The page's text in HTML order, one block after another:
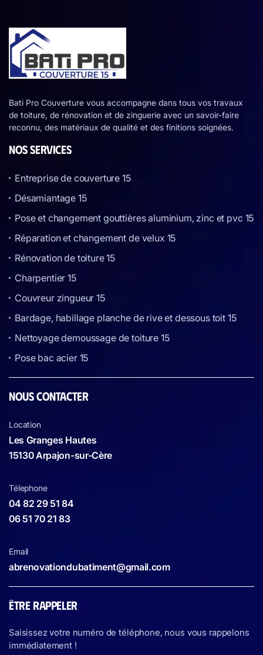
Bati Pro Couverture vous accompagne dans tous vos travaux
de toiture, de rénovation et de zinguerie avec un savoir-faire
reconnu, des matériaux de qualité et des finitions soignées.
NOS SERVICES
Entreprise de couverture 15
Désamiantage 15
Pose et changement gouttières aluminium, zinc et pvc 15
Réparation et changement de velux 15
Rénovation de toiture 15
Charpentier 15
Couvreur zingueur 15
Bardage, habillage planche de rive et dessous toit 15
Nettoyage demoussage de toiture 15
Pose bac acier 15
NOUS CONTACTER
Location
Les Granges Hautes
15130 Arpajon-sur-Cère
Télephone
04 82 29 51 84
06 51 70 21 83
Email
abrenovationdubatiment@gmail.com
ÊTRE RAPPELER
Saisissez votre numéro de téléphone, nous vous rappelons
immédiatement !